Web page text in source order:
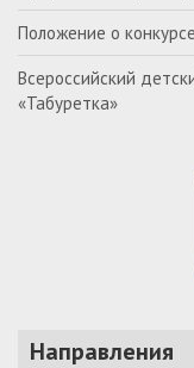
Положение о конкурсе
Всероссийский
«Табуретка»
Направления